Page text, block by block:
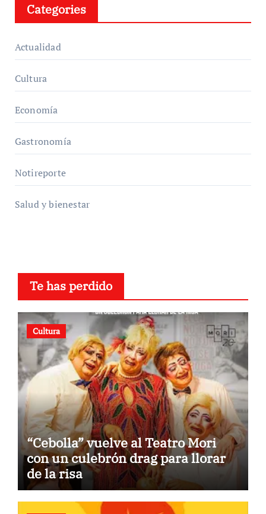
Categories
Actualidad
Cultura
Economía
Gastronomía
Notireporte
Salud y bienestar
Te has perdido
Cultura
“Cebolla” vuelve al Teatro Mori
con un culebrón drag para llorar
de la risa